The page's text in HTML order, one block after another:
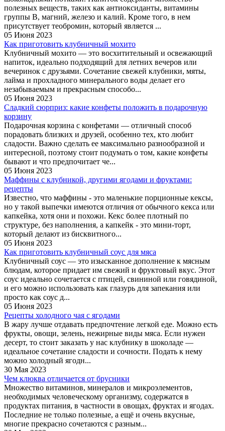
полезных веществ, таких как антиоксиданты, витамины
группы B, магний, железо и калий. Кроме того, в нем
присутствует теобромин, который является ...
05 Июня 2023
Как приготовить клубничный мохито
Клубничный мохито — это восхитительный и освежающий
напиток, идеально подходящий для летних вечеров или
вечеринок с друзьями. Сочетание свежей клубники, мяты,
лайма и прохладного минерального воды делает его
незабываемым и прекрасным способо...
05 Июня 2023
Сладкий сюрприз: какие конфеты положить в подарочную
корзину
Подарочная корзина с конфетами — отличный способ
порадовать близких и друзей, особенно тех, кто любит
сладости. Важно сделать ее максимально разнообразной и
интересной, поэтому стоит подумать о том, какие конфеты
бывают и что предпочитает че...
05 Июня 2023
Маффины с клубникой, другими ягодами и фруктами:
рецепты
Известно, что маффины - это маленькие порционные кексы,
но у такой выпечки имеются отличия от обычного кекса или
капкейка, хотя они и похожи. Кекс более плотный по
структуре, без наполнения, а капкейк - это мини-торт,
который делают из бисквитного...
05 Июня 2023
Как приготовить клубничный соус для мяса
Клубничный соус — это изысканное дополнение к мясным
блюдам, которое придает им свежий и фруктовый вкус. Этот
соус идеально сочетается с птицей, свининой или говядиной,
и его можно использовать как глазурь для запекания или
просто как соус д...
05 Июня 2023
Рецепты холодного чая с ягодами
В жару лучше отдавать предпочтение легкой еде. Можно есть
фрукты, овощи, зелень, нежирные виды мяса. Если нужен
десерт, то стоит заказать у нас клубнику в шоколаде —
идеальное сочетание сладости и сочности. Подать к нему
можно холодный ягодн...
30 Мая 2023
Чем клюква отличается от брусники
Множество витаминов, минералов и микроэлементов,
необходимых человеческому организму, содержатся в
продуктах питания, в частности в овощах, фруктах и ягодах.
Последние не только полезные, а ещё и очень вкусные,
многие прекрасно сочетаются с разным...